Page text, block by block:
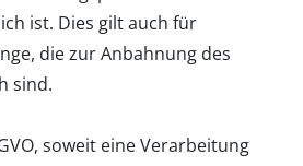
ist. Dies gilt auch für
die zur Anbahnung des
sind.
soweit eine Verarbeitung